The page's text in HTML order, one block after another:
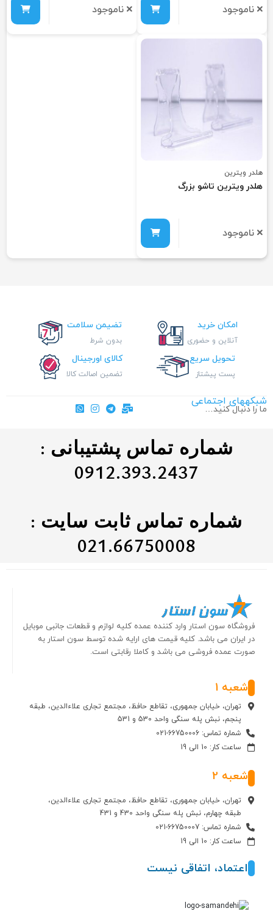
ناموجود ناموجود
هلدر ویترین
هلدر ويترين تاشو بزرگ
ناموجود
امکان خرید
آنلاین و حضوری
تضیمن سلامت
بدون شرط
تحویل سریع
پست پیشتاز
کالای اورجینال
تضمین اصالت کالا
شبکههای اجتماعی
ما را دنبال کنید…
شماره تماس پشتیبانی :
0912.393.2437
شماره تماس ثابت سایت :
021.66750008
فروشگاه سون استار وارد کننده عمده کلیه لوازم و قطعات جانبی موبایل
در ایران می باشد. کلیه قیمت های ارایه شده توسط سون استار به
صورت عمده فروشی می باشد و کاملا رقابتی است.
شعبه 1
تهران، خیابان جمهوری، تقاطع حافظ، مجتمع تجاری علاءالدین، طبقه
پنجم، نبش پله سنگی واحد 530 و 531
شماره تماس: 66750006-021
ساعت کار: 10 الی 19
شعبه 2
تهران، خیابان جمهوری، تقاطع حافظ، مجتمع تجاری علاءالدین،
طبقه چهارم، نبش پله سنگی واحد 430 و 431
شماره تماس: 66750007-021
ساعت کار: 10 الی 19
اعتماد، اتفاقی نیست